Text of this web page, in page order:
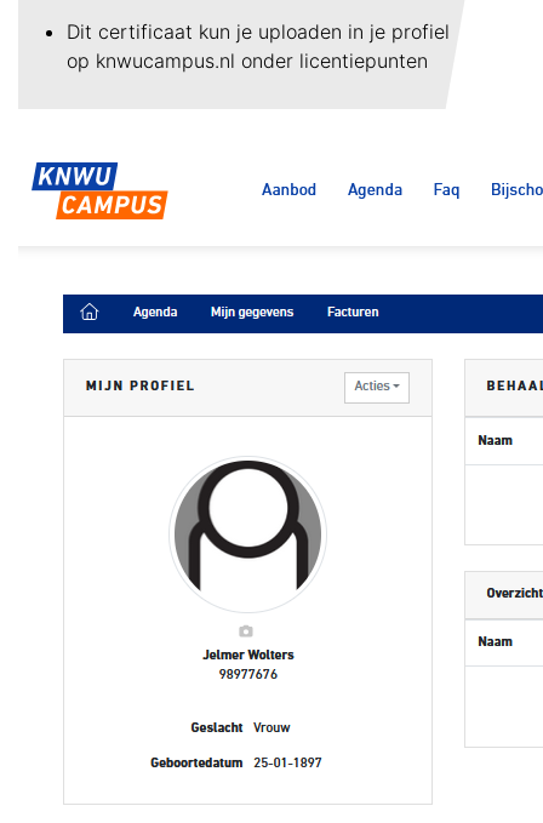
Dit certificaat kun je uploaden in je profiel
op knwucampus.nl onder licentiepunten